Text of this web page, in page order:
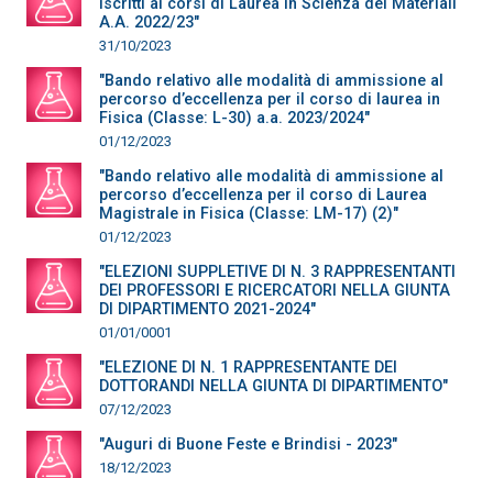
A.A. 2022/23"
31/10/2023
"Bando relativo alle modalità di ammissione al
percorso d’eccellenza per il corso di laurea in
Fisica (Classe: L-30) a.a. 2023/2024"
01/12/2023
"Bando relativo alle modalità di ammissione al
percorso d’eccellenza per il corso di Laurea
Magistrale in Fisica (Classe: LM-17) (2)"
01/12/2023
"ELEZIONI SUPPLETIVE DI N. 3 RAPPRESENTANTI
DEI PROFESSORI E RICERCATORI NELLA GIUNTA
DI DIPARTIMENTO 2021-2024"
01/01/0001
"ELEZIONE DI N. 1 RAPPRESENTANTE DEI
DOTTORANDI NELLA GIUNTA DI DIPARTIMENTO"
07/12/2023
"Auguri di Buone Feste e Brindisi - 2023"
18/12/2023